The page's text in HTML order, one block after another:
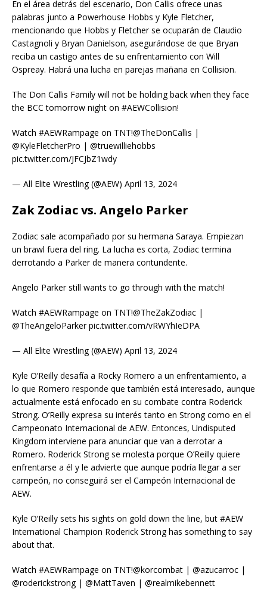
En el área detrás del escenario, Don Callis ofrece unas
palabras junto a Powerhouse Hobbs y Kyle Fletcher,
mencionando que Hobbs y Fletcher se ocuparán de Claudio
Castagnoli y Bryan Danielson, asegurándose de que Bryan
reciba un castigo antes de su enfrentamiento con Will
Ospreay. Habrá una lucha en parejas mañana en Collision.
The Don Callis Family will not be holding back when they face
the BCC tomorrow night on #AEWCollision!
Watch #AEWRampage on TNT!@TheDonCallis |
@KyleFletcherPro | @truewilliehobbs
pic.twitter.com/JFCJbZ1wdy
— All Elite Wrestling (@AEW) April 13, 2024
Zak Zodiac vs. Angelo Parker
Zodiac sale acompañado por su hermana Saraya. Empiezan
un brawl fuera del ring. La lucha es corta, Zodiac termina
derrotando a Parker de manera contundente.
Angelo Parker still wants to go through with the match!
Watch #AEWRampage on TNT!@TheZakZodiac |
@TheAngeloParker pic.twitter.com/vRWYhIeDPA
— All Elite Wrestling (@AEW) April 13, 2024
Kyle O’Reilly desafía a Rocky Romero a un enfrentamiento, a
lo que Romero responde que también está interesado, aunque
actualmente está enfocado en su combate contra Roderick
Strong. O’Reilly expresa su interés tanto en Strong como en el
Campeonato Internacional de AEW. Entonces, Undisputed
Kingdom interviene para anunciar que van a derrotar a
Romero. Roderick Strong se molesta porque O’Reilly quiere
enfrentarse a él y le advierte que aunque podría llegar a ser
campeón, no conseguirá ser el Campeón Internacional de
AEW.
Kyle O’Reilly sets his sights on gold down the line, but #AEW
International Champion Roderick Strong has something to say
about that.
Watch #AEWRampage on TNT!@korcombat | @azucarroc |
@roderickstrong | @MattTaven | @realmikebennett